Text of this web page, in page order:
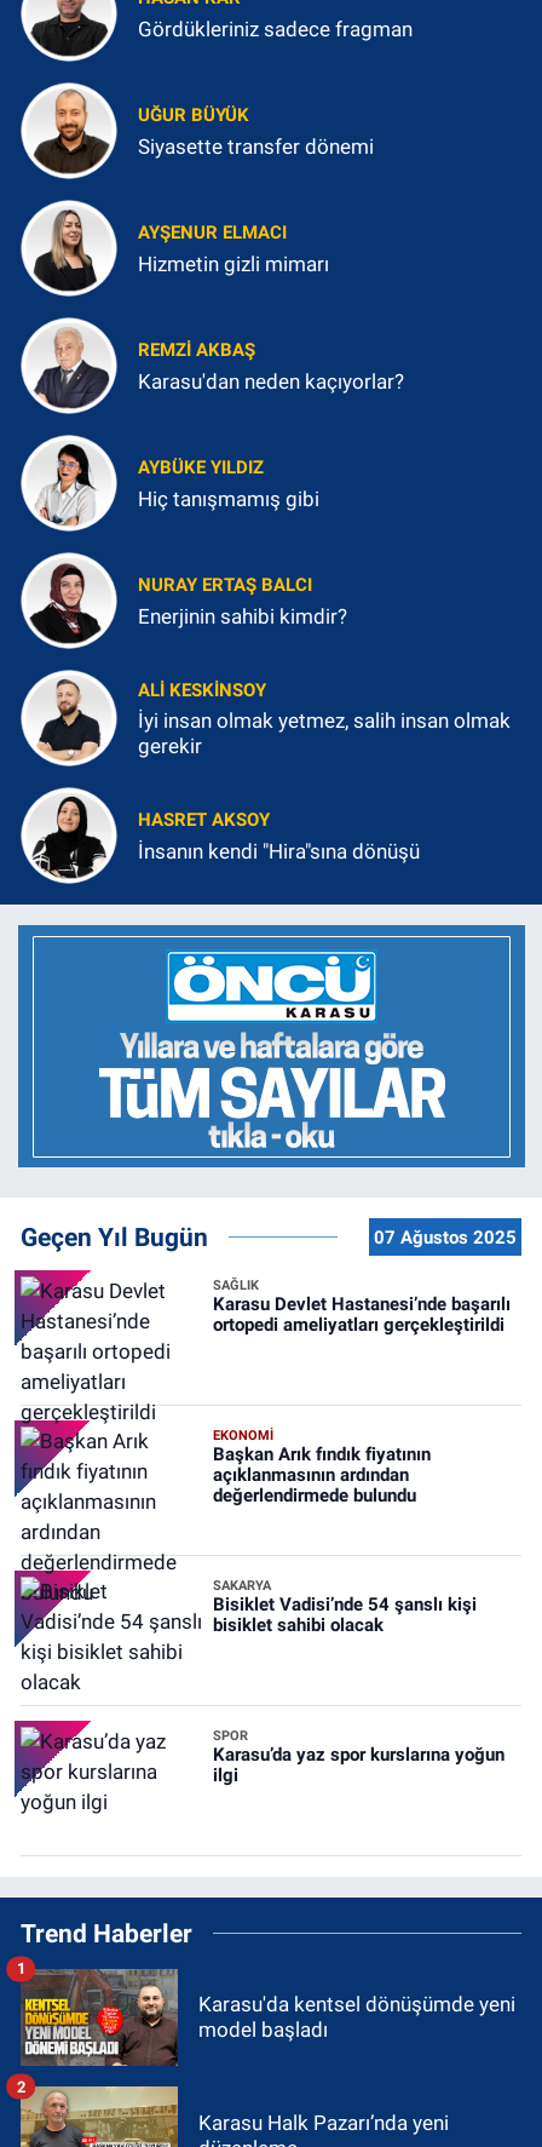
Gördükleriniz sadece fragman
UĞUR BÜYÜK
Siyasette transfer dönemi
AYŞENUR ELMACI
Hizmetin gizli mimarı
REMZI AKBAŞ
Karasu'dan neden kaçıyorlar?
AYBÜKE YILDIZ
Hiç tanışmamış gibi
NURAY ERTAŞ BALCI
Enerjinin sahibi kimdir?
ALI KESKINSOY
İyi insan olmak yetmez, salih insan olmak
gerekir
HASRET AKSOY
İnsanın kendi "Hira"sına dönüşü
Geçen Yıl Bugün 07 Ağustos 2025
SAĞLIK
Karasu Devlet Hastanesi’nde başarılı
ortopedi ameliyatları gerçekleştirildi
EKONOMİ
Başkan Arık fındık fiyatının
açıklanmasının ardından
değerlendirmede bulundu
SAKARYA
Bisiklet Vadisi’nde 54 şanslı kişi
bisiklet sahibi olacak
SPOR
Karasu’da yaz spor kurslarına yoğun
ilgi
Trend Haberler
Karasu'da kentsel dönüşümde yeni
model başladı
1
Karasu Halk Pazarı’nda yeni
2